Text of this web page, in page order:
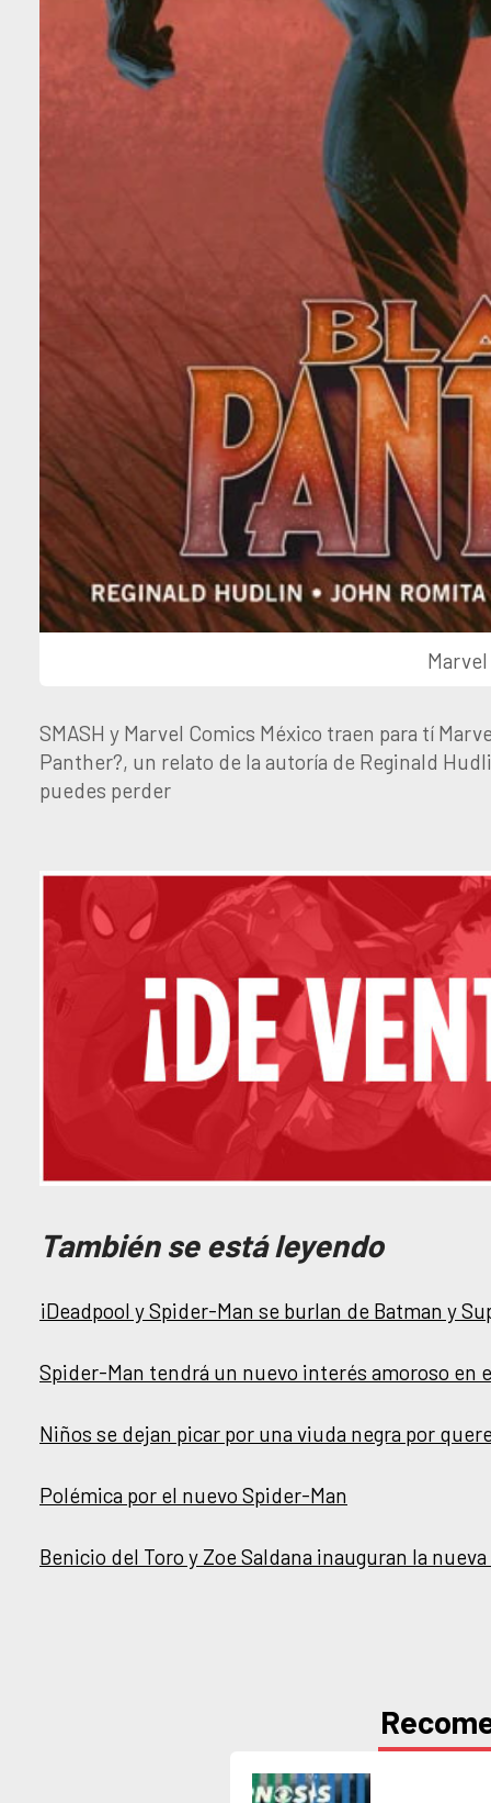
SMASH y Marvel Comics México traen para tí
Panther?, un relato de la autoría de Reginald
puedes perder
También se está leyendo
¡Deadpool y Spider-Man se burlan de Batman y
Spider-Man tendrá un nuevo interés amoroso en
Niños se dejan picar por una viuda negra por
Polémica por el nuevo Spider-Man
Benicio del Toro y Zoe Saldana inauguran la